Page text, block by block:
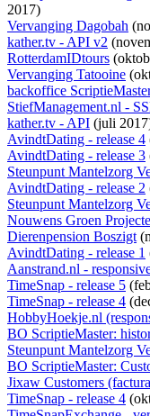
2017)
Vervanging Dagobah
kather.tv - API v2
RotterdamIDtours
Vervanging Tatooine
backoffice
StiefManagement.nl -
kather.tv - API (juli
AvindtDating - release 4
AvindtDating - release 3
Steunpunt Mantelzorg
AvindtDating - release 2
Steunpunt Mantelzorg
Nouwens Groen
Dierenpension Boszigt
AvindtDating - release 1
Aanstrand.nl -
TimeSnap - release 5
TimeSnap - release 4
HobbyHoekje.nl
BO ScriptieMaster:
Steunpunt Mantelzorg
BO ScriptieMaster:
Jixaw Customers
TimeSnap - release 4